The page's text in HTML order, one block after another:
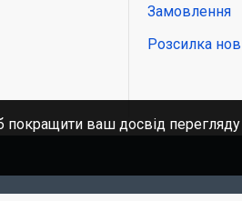
Замовлення
Розсилка
ваш досвід перегляду